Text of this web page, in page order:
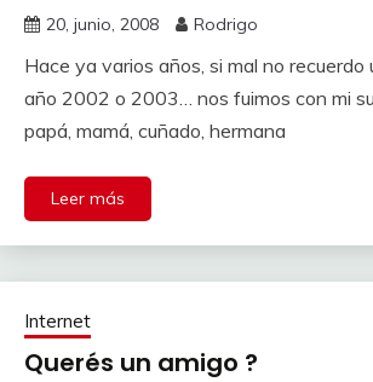
20, junio, 2008 Rodrigo
Hace ya varios años, si mal no recuerdo
año 2002 o 2003… nos fuimos con mi
papá, mamá, cuñado, hermana
Leer más
Internet
Querés un amigo ?